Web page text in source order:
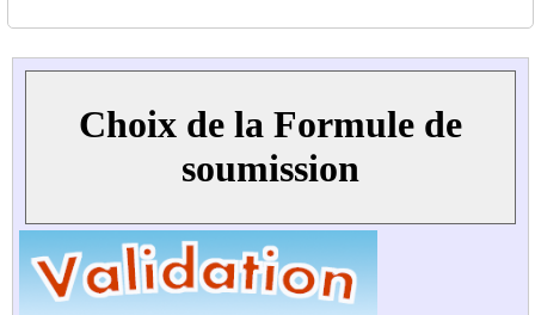
Choix de la Formule de
soumission